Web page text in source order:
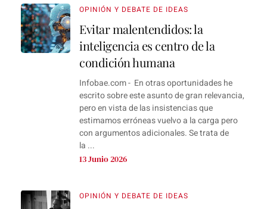
OPINIÓN Y DEBATE DE IDEAS
Evitar malentendidos: la
inteligencia es centro de la
condición humana
Infobae.com - En otras oportunidades he
escrito sobre este asunto de gran relevancia,
pero en vista de las insistencias que
estimamos erróneas vuelvo a la carga pero
con argumentos adicionales. Se trata de
la ...
13 Junio 2026
OPINIÓN Y DEBATE DE IDEAS